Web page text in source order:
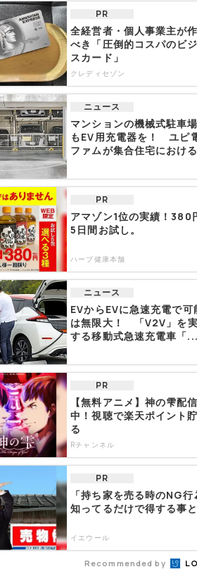
PR
全経営者・個人事業主が
べき「圧倒的コスパのビ
スカード」
クレディセゾン
ニュース
マンションの機械式駐車
もEV用充電器を！ ユピ
ファムが集合住宅における
PR
アマゾン1位の実績！380
5日間お試し。
ハーブ健康本舗
ニュース
EVからEVに急速充電で可
は無限大！ 「V2V」を
する移動式急速充電車「...
PR
【無料アニメ】神の雫配信
中！視聴で楽天ポイント
る
Rチャンネル
PR
「持ち家を売る時のNG行
知ってるだけで得する事
イエウール
Recommended by